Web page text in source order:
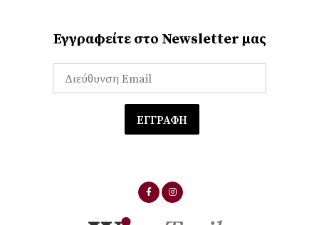
Εγγραφείτε στο Newsletter μας